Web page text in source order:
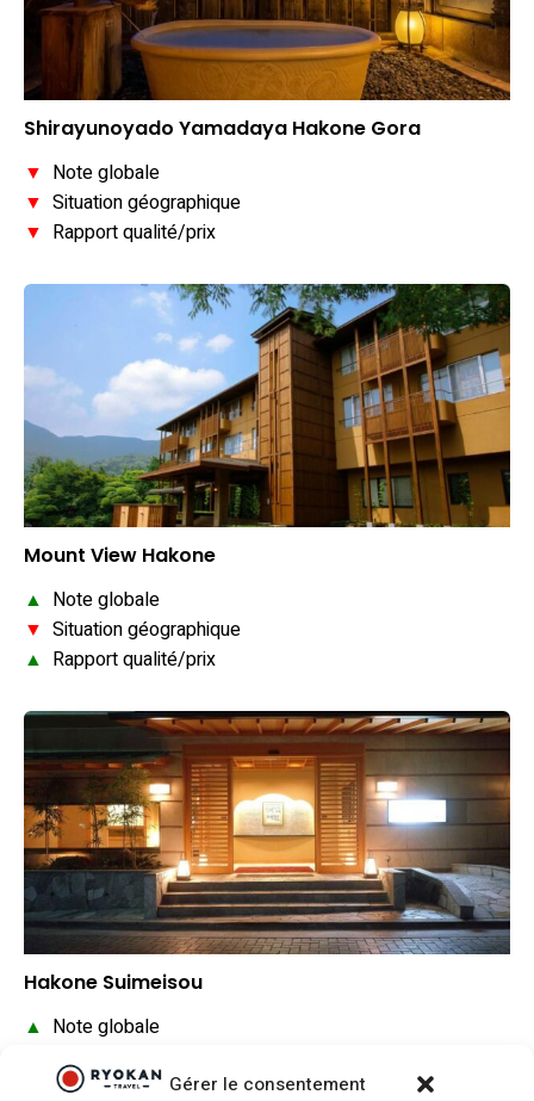
Gérer le consentement
Shirayunoyado Yamadaya Hakone Gora
▼ Note globale
▼ Situation géographique
▼ Rapport qualité/prix
Mount View Hakone
▲ Note globale
▼ Situation géographique
▲ Rapport qualité/prix
Hakone Suimeisou
▲ Note globale
Rapport qualité/prix